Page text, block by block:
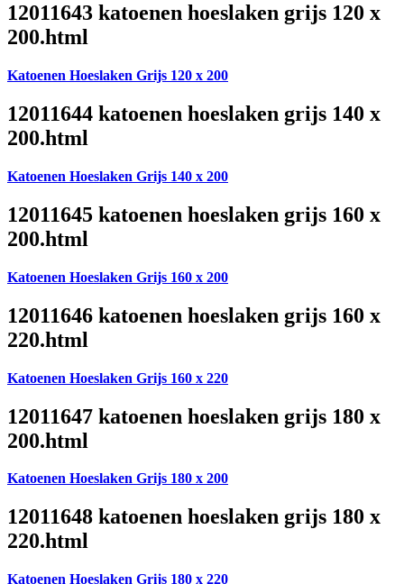
12011643 katoenen hoeslaken grijs 120 x
200.html
Katoenen Hoeslaken Grijs 120 x 200
12011644 katoenen hoeslaken grijs 140 x
200.html
Katoenen Hoeslaken Grijs 140 x 200
12011645 katoenen hoeslaken grijs 160 x
200.html
Katoenen Hoeslaken Grijs 160 x 200
12011646 katoenen hoeslaken grijs 160 x
220.html
Katoenen Hoeslaken Grijs 160 x 220
12011647 katoenen hoeslaken grijs 180 x
200.html
Katoenen Hoeslaken Grijs 180 x 200
12011648 katoenen hoeslaken grijs 180 x
220.html
Katoenen Hoeslaken Grijs 180 x 220